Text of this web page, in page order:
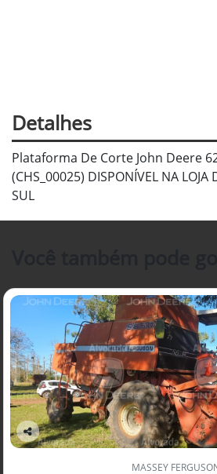
Detalhes
Plataforma De Corte John Deere
(CHS_00025) DISPONÍVEL NA LOJA
SUL
Co
MASSEY